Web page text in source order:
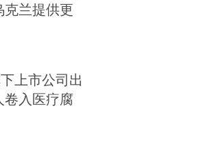
克兰提供更
上市公司出
卷入医疗腐